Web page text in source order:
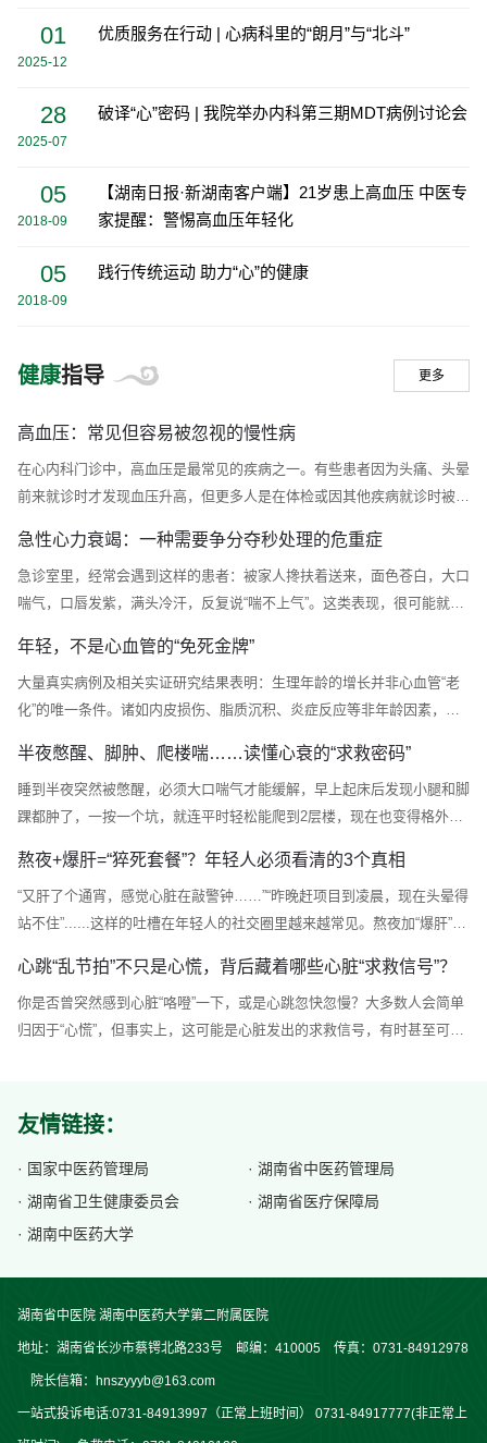
进修及实习医师超1000人次，主办国家级心血管研修班，
·科研
：近5年获省部级科研项目3项、省中医药科技奖
8通路研究、熊向晖教授血管钙化机制探索）；主持中药大
品种临床评价、老年医学重点学科建设等课题。
·协作网络：牵头成立互联网医院协作网络，开展基层
帮扶、科普义诊，推广心血管疾病防治技术。
01
2025-12
优质服务在行动 | 心病科里的“朗月”与“北斗”
28
2025-07
破译“心”密码 | 我院举办内科第三期MDT病例讨论会
05
2018-09
【湖南日报·新湖南客户端】21岁患上高血压 中医专
家提醒：警惕高血压年轻化
05
2018-09
践行传统运动 助力“心”的健康
健康指导 更多
高血压：常见但容易被忽视的慢性病
在心内科门诊中，高血压是最常见的疾病之一。有些患者因为头痛、头晕
前来就诊时才发现血压升高，但更多人是在体检或因其他疾病就诊时被查
显症状，但会在长期过程中对心脏、大脑、肾脏和血管造成持续损害。什
么是高血压？血压是血液在血管内流动时对血管壁产生的压力。在未使用
降压药物的情况下，如果非同日三次测量诊室血压：收缩压 ≥140 mmHg
急性心力衰竭：一种需要争分夺秒处理的危重症
急诊室里，经常会遇到这样的患者：被家人搀扶着送来，面色苍白，大口
喘气，口唇发紫，满头冷汗，反复说“喘不上气”。这类表现，很可能就是
衰”，是指心脏泵血功能下降，无法满足全身组织器官的需要。急性心力
衰竭，是指这种功能在短时间内突然发生或明显加重，进展快、风险高，
严重时可危及生命。临床上最常见的是急性左心衰竭。当左心室泵血能力
年轻，不是心血管的“免死金牌”
大量真实病例及相关实证研究结果表明：生理年龄的增长并非心血管“老
化”的唯一条件。诸如内皮损伤、脂质沉积、炎症反应等非年龄因素，同
轻人，一旦心血管长期“透支”，同样会成为心血管疾病的受害者。一、哪
些行为正在悄悄“透支”心血管健康？首先，长期无节制地摄入高热量食
物、含糖饮料，加上不规律饮食、久坐不动，容易导致腹型肥胖、高血
半夜憋醒、脚肿、爬楼喘……读懂心衰的“求救密码”
睡到半夜突然被憋醒，必须大口喘气才能缓解，早上起床后发现小腿和脚
踝都肿了，一按一个坑，就连平时轻松能爬到2层楼，现在也变得格外费
“求救信号”。那么我们的心脏到底是怎么了？又该采取什么措施预防这些
情况的出现呢？一、心衰的真相：是泵血“乏力”，而非心跳“停止”很多人
听到心力衰竭，误认为是心脏停止跳动。其实是错误的见解。人体的心脏
熬夜+爆肝=“猝死套餐”？年轻人必须看清的3个真相
“又肝了个通宵，感觉心脏在敲警钟……”“昨晚赶项目到凌晨，现在头晕得
站不住”......这样的吐槽在年轻人的社交圈里越来越常见。熬夜加“爆肝”
这对身体的伤害，可能比你想象中更隐蔽、更致命。今天就来扒一扒“熬
夜+爆肝”背后的3个残酷真相，每个年轻人都该认真看完。真相1：“肝”的
委屈，不只是“累”那么简单很多人觉得“爆肝”就是累，睡一觉就没事了...
心跳“乱节拍”不只是心慌，背后藏着哪些心脏“求救信号”？
你是否曾突然感到心脏“咯噔”一下，或是心跳忽快忽慢？大多数人会简单
归因于“心慌”，但事实上，这可能是心脏发出的求救信号，有时甚至可能
脏是人体的“发动机”，正常情况下，心脏的跳动是由“最高司令部”窦房结
所发起，心脏以60-100次/分钟的规律节奏跳动。但当这一传导信号异常
时...
友情链接：
· 国家中医药管理局
· 湖南省中医药管理局
· 湖南省卫生健康委员会
· 湖南省医疗保障局
· 湖南中医药大学
湖南省中医院 湖南中医药大学第二附属医院
地址：湖南省长沙市蔡锷北路233号 邮编：410005 传真：0731-84912978
院长信箱：hnszyyyb@163.com
一站式投诉电话:0731-84913997（正常上班时间） 0731-84917777(非正常上